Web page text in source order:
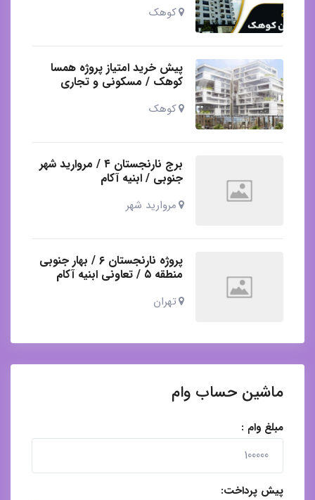
کوهک
پیش خرید امتیاز پروژه همسا
کوهک / مسکونی و تجاری
کوهک
برج نارنجستان ۴ / مروارید شهر
جنوبی / ابنیه آکام
مروارید شهر
پروژه نارنجستان ۶ / بهار جنوبی
منطقه ۵ / تعاونی ابنیه آکام
تهران
ماشین حساب وام
مبلغ وام :
پیش پرداخت: